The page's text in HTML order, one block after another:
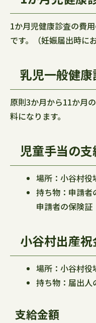
1か月児健康診査の費
です。（妊娠届出時にお
乳児一般健
原則3か月から11か月
料になります。
児童手当の支
場所：小谷村役
持ち物：申請者
申請者の保険証
小谷村出産
場所：小谷村役
持ち物：届出人
支給金額